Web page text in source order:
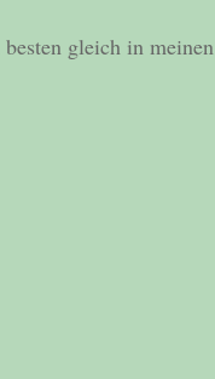
gleich in meinen